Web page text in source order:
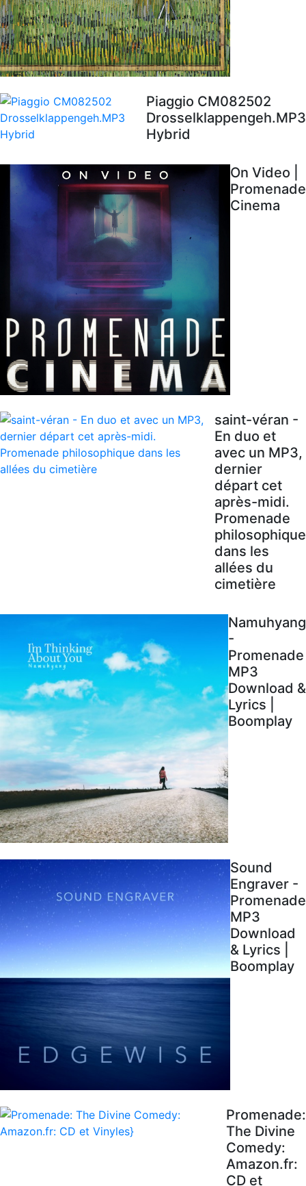
Piaggio CM082502
Drosselklappengeh.MP3
Hybrid
On Video |
Promenade
Cinema
saint-véran -
En duo et
avec un MP3,
dernier
départ cet
après-midi.
Promenade
philosophique
dans les
allées du
cimetière
Namuhyang
-
Promenade
MP3
Download &
Lyrics |
Boomplay
Sound
Engraver -
Promenade
MP3
Download
& Lyrics |
Boomplay
Promenade:
The Divine
Comedy:
Amazon.fr:
CD et